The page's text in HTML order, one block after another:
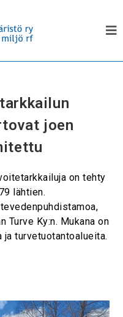
joen
on tehty
lähtien.
Turve Ky:n. Mukana on
turvetuotantoalueita.